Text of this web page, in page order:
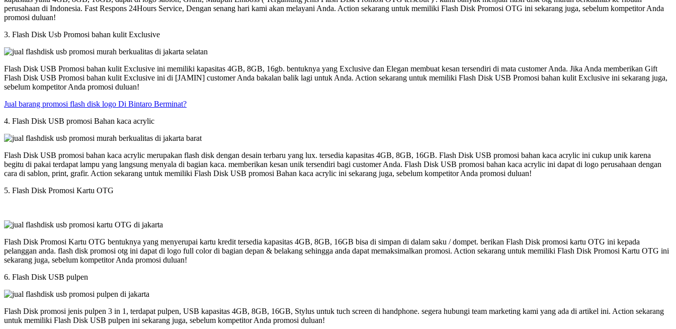
perusahaan di Indonesia. Fast Respons 24Hours Service, Dengan senang hari kami akan melayani Anda. Action sekarang untuk memiliki Flash Disk Promosi OTG ini sekarang juga, sebelum kompetitor Anda
promosi duluan!
3. Flash Disk Usb Promosi bahan kulit Exclusive
Flash Disk USB Promosi bahan kulit Exclusive ini memiliki kapasitas 4GB, 8GB, 16gb. bentuknya yang Exclusive dan Elegan membuat kesan tersendiri di mata customer Anda. Jika Anda memberikan Gift
Flash Disk USB Promosi bahan kulit Exclusive ini di [JAMIN] customer Anda bakalan balik lagi untuk Anda. Action sekarang untuk memiliki Flash Disk USB Promosi bahan kulit Exclusive ini sekarang juga,
sebelum kompetitor Anda promosi duluan!
Jual barang promosi flash disk logo Di Bintaro Berminat?
4. Flash Disk USB promosi Bahan kaca acrylic
Flash Disk USB promosi bahan kaca acrylic merupakan flash disk dengan desain terbaru yang lux. tersedia kapasitas 4GB, 8GB, 16GB. Flash Disk USB promosi bahan kaca acrylic ini cukup unik karena
begitu di pakai terdapat lampu yang langsung menyala di bagian kaca. memberikan kesan unik tersendiri bagi customer Anda. Flash Disk USB promosi bahan kaca acrylic ini dapat di logo perusahaan dengan
cara di sablon, print, grafir. Action sekarang untuk memiliki Flash Disk USB promosi Bahan kaca acrylic ini sekarang juga, sebelum kompetitor Anda promosi duluan!
5. Flash Disk Promosi Kartu OTG
Flash Disk Promosi Kartu OTG bentuknya yang menyerupai kartu kredit tersedia kapasitas 4GB, 8GB, 16GB bisa di simpan di dalam saku / dompet. berikan Flash Disk promosi kartu OTG ini kepada
pelanggan anda. flash disk promosi otg ini dapat di logo full color di bagian depan & belakang sehingga anda dapat memaksimalkan promosi. Action sekarang untuk memiliki Flash Disk Promosi Kartu OTG ini
sekarang juga, sebelum kompetitor Anda promosi duluan!
6. Flash Disk USB pulpen
Flash Disk promosi jenis pulpen 3 in 1, terdapat pulpen, USB kapasitas 4GB, 8GB, 16GB, Stylus untuk tuch screen di handphone. segera hubungi team marketing kami yang ada di artikel ini. Action sekarang
untuk memiliki Flash Disk USB pulpen ini sekarang juga, sebelum kompetitor Anda promosi duluan!